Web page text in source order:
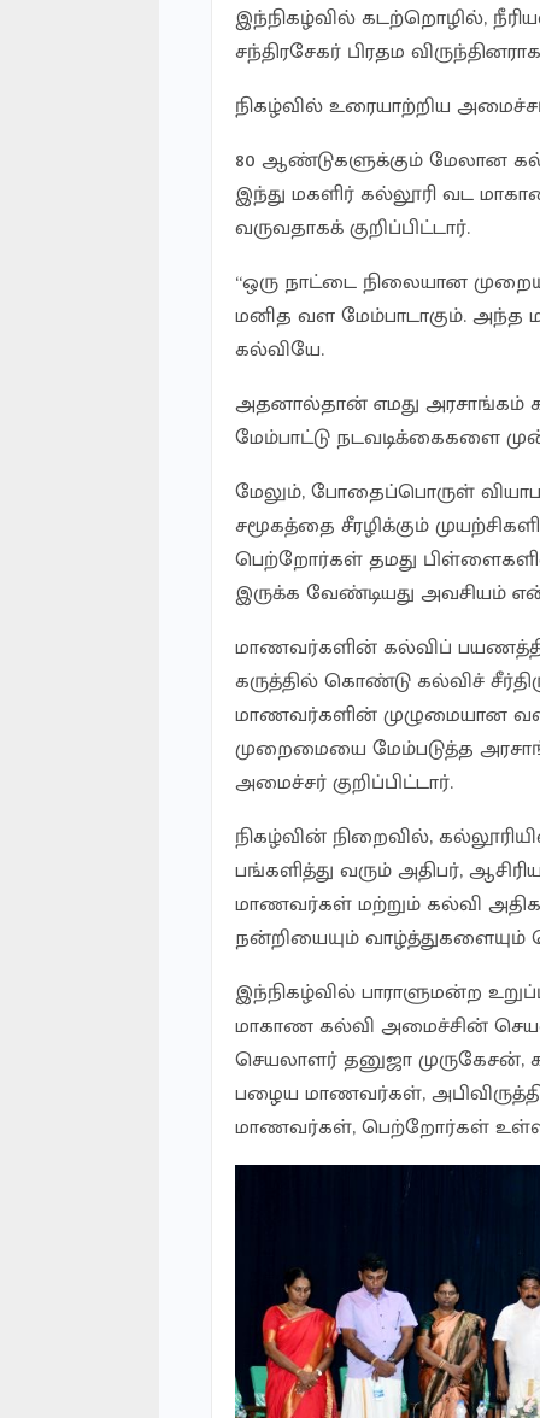
இந்நிகழ்வில் கடற்றொழில்,
சந்திரசேகர் பிரதம
நிகழ்வில் உரையாற்றிய
80 ஆண்டுகளுக்கும் மேலான
இந்து மகளிர் கல்லூரி வட
வருவதாகக் குறிப்பிட்டார்.
“ஒரு நாட்டை நிலையான
மனித வள மேம்பாடாகும்.
கல்வியே.
அதனால்தான் எமது அரசாங்கம்
மேம்பாட்டு நடவடிக்கைகளை
மேலும், போதைப்பொருள்
சமூகத்தை சீரழிக்கும்
பெற்றோர்கள் தமது
இருக்க வேண்டியது அவசியம்
மாணவர்களின் கல்விப்
கருத்தில் கொண்டு கல்விச்
மாணவர்களின் முழுமையான
முறைமையை மேம்படுத்த
அமைச்சர் குறிப்பிட்டார்.
நிகழ்வின் நிறைவில்,
பங்களித்து வரும் அதிபர்,
மாணவர்கள் மற்றும் கல்வி
நன்றியையும் வாழ்த்துகளையும்
இந்நிகழ்வில் பாராளுமன்ற
மாகாண கல்வி அமைச்சின்
செயலாளர் தனுஜா
பழைய மாணவர்கள்,
மாணவர்கள், பெற்றோர்கள்